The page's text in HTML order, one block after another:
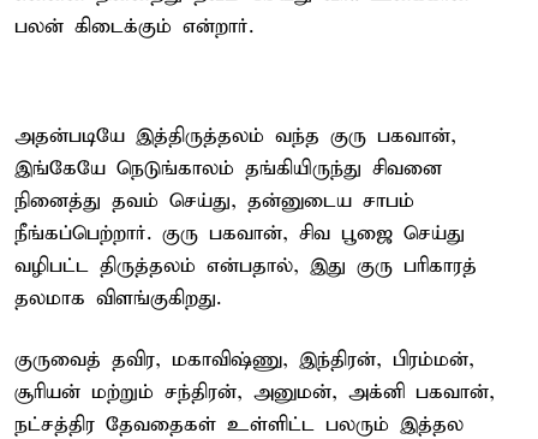
பலன் கிடைக்கும் என்றார்.
அதன்படியே இத்திருத்தலம் வந்த குரு பகவான்,
இங்கேயே நெடுங்காலம் தங்கியிருந்து சிவனை
நினைத்து தவம் செய்து, தன்னுடைய சாபம்
நீங்கப்பெற்றார். குரு பகவான், சிவ பூஜை செய்து
வழிபட்ட திருத்தலம் என்பதால், இது குரு பரிகாரத்
தலமாக விளங்குகிறது.
குருவைத் தவிர, மகாவிஷ்ணு, இந்திரன், பிரம்மன்,
சூரியன் மற்றும் சந்திரன், அனுமன், அக்னி பகவான்,
நட்சத்திர தேவதைகள் உள்ளிட்ட பலரும் இத்தல